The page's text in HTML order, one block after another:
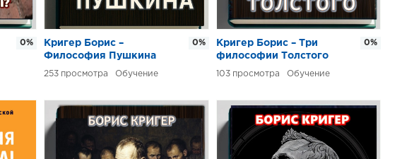
0%
Кригер Борис –
Философия Пушкина
253 Обучение
0%
Кригер Борис – Три
философии Толстого
103 Обучение
0%